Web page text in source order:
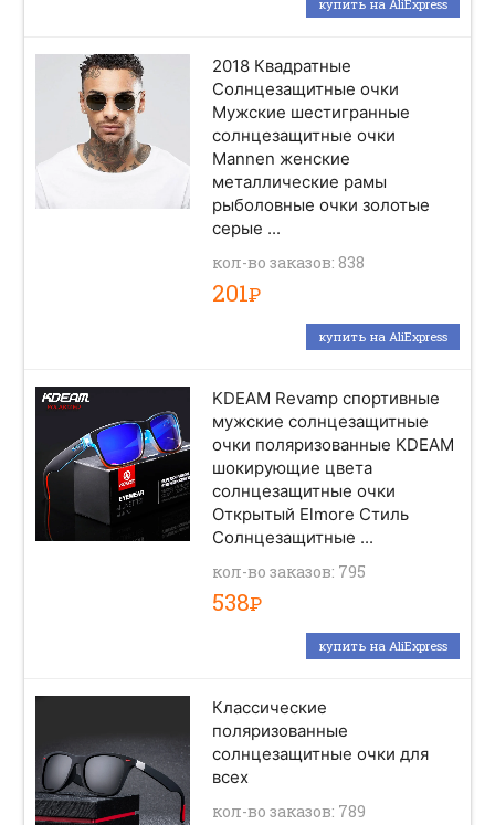
купить на AliExpress
2018 Квадратные
Солнцезащитные очки
Мужские шестигранные
солнцезащитные очки
Mannen женские
металлические рамы
рыболовные очки золотые
серые ...
кол-во заказов: 838
201Р
купить на AliExpress
KDEAM Revamp спортивные
мужские солнцезащитные
очки поляризованные KDEAM
шокирующие цвета
солнцезащитные очки
Открытый Elmore Стиль
Солнцезащитные ...
кол-во заказов: 795
538Р
купить на AliExpress
Классические
поляризованные
солнцезащитные очки для
всех
кол-во заказов: 789